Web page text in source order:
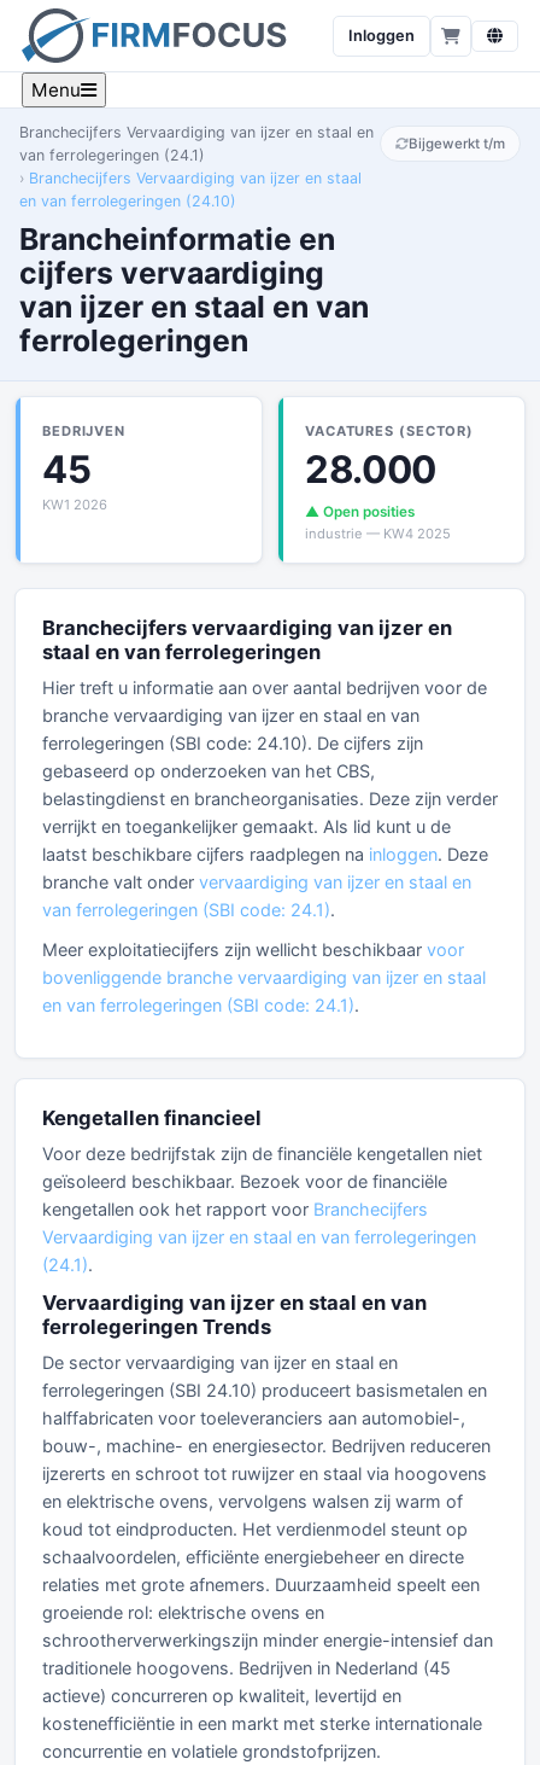
Inloggen
Menu
Branchecijfers Vervaardiging van ijzer en staal en
van ferrolegeringen (24.1)
Branchecijfers Vervaardiging van ijzer en staal
en van ferrolegeringen (24.10)
Brancheinformatie en
cijfers vervaardiging
van ijzer en staal en van
ferrolegeringen
Bijgewerkt t/m
BEDRIJVEN
45
KW1 2026
VACATURES (SECTOR)
28.000
▲ Open posities
industrie — KW4 2025
Branchecijfers vervaardiging van ijzer en
staal en van ferrolegeringen
Hier treft u informatie aan over aantal bedrijven voor de
branche vervaardiging van ijzer en staal en van
ferrolegeringen (SBI code: 24.10). De cijfers zijn
gebaseerd op onderzoeken van het CBS,
belastingdienst en brancheorganisaties. Deze zijn verder
verrijkt en toegankelijker gemaakt. Als lid kunt u de
laatst beschikbare cijfers raadplegen na inloggen. Deze
branche valt onder vervaardiging van ijzer en staal en
van ferrolegeringen (SBI code: 24.1).
Meer exploitatiecijfers zijn wellicht beschikbaar voor
bovenliggende branche vervaardiging van ijzer en staal
en van ferrolegeringen (SBI code: 24.1).
Kengetallen financieel
Voor deze bedrijfstak zijn de financiële kengetallen niet
geïsoleerd beschikbaar. Bezoek voor de financiële
kengetallen ook het rapport voor Branchecijfers
Vervaardiging van ijzer en staal en van ferrolegeringen
(24.1).
Vervaardiging van ijzer en staal en van
ferrolegeringen Trends
De sector vervaardiging van ijzer en staal en
ferrolegeringen (SBI 24.10) produceert basismetalen en
halffabricaten voor toeleveranciers aan automobiel-,
bouw-, machine- en energiesector. Bedrijven reduceren
ijzererts en schroot tot ruwijzer en staal via hoogovens
en elektrische ovens, vervolgens walsen zij warm of
koud tot eindproducten. Het verdienmodel steunt op
schaalvoordelen, efficiënte energiebeheer en directe
relaties met grote afnemers. Duurzaamheid speelt een
groeiende rol: elektrische ovens en
schrootherverwerkingszijn minder energie-intensief dan
traditionele hoogovens. Bedrijven in Nederland (45
actieve) concurreren op kwaliteit, levertijd en
kostenefficiëntie in een markt met sterke internationale
concurrentie en volatiele grondstofprijzen.